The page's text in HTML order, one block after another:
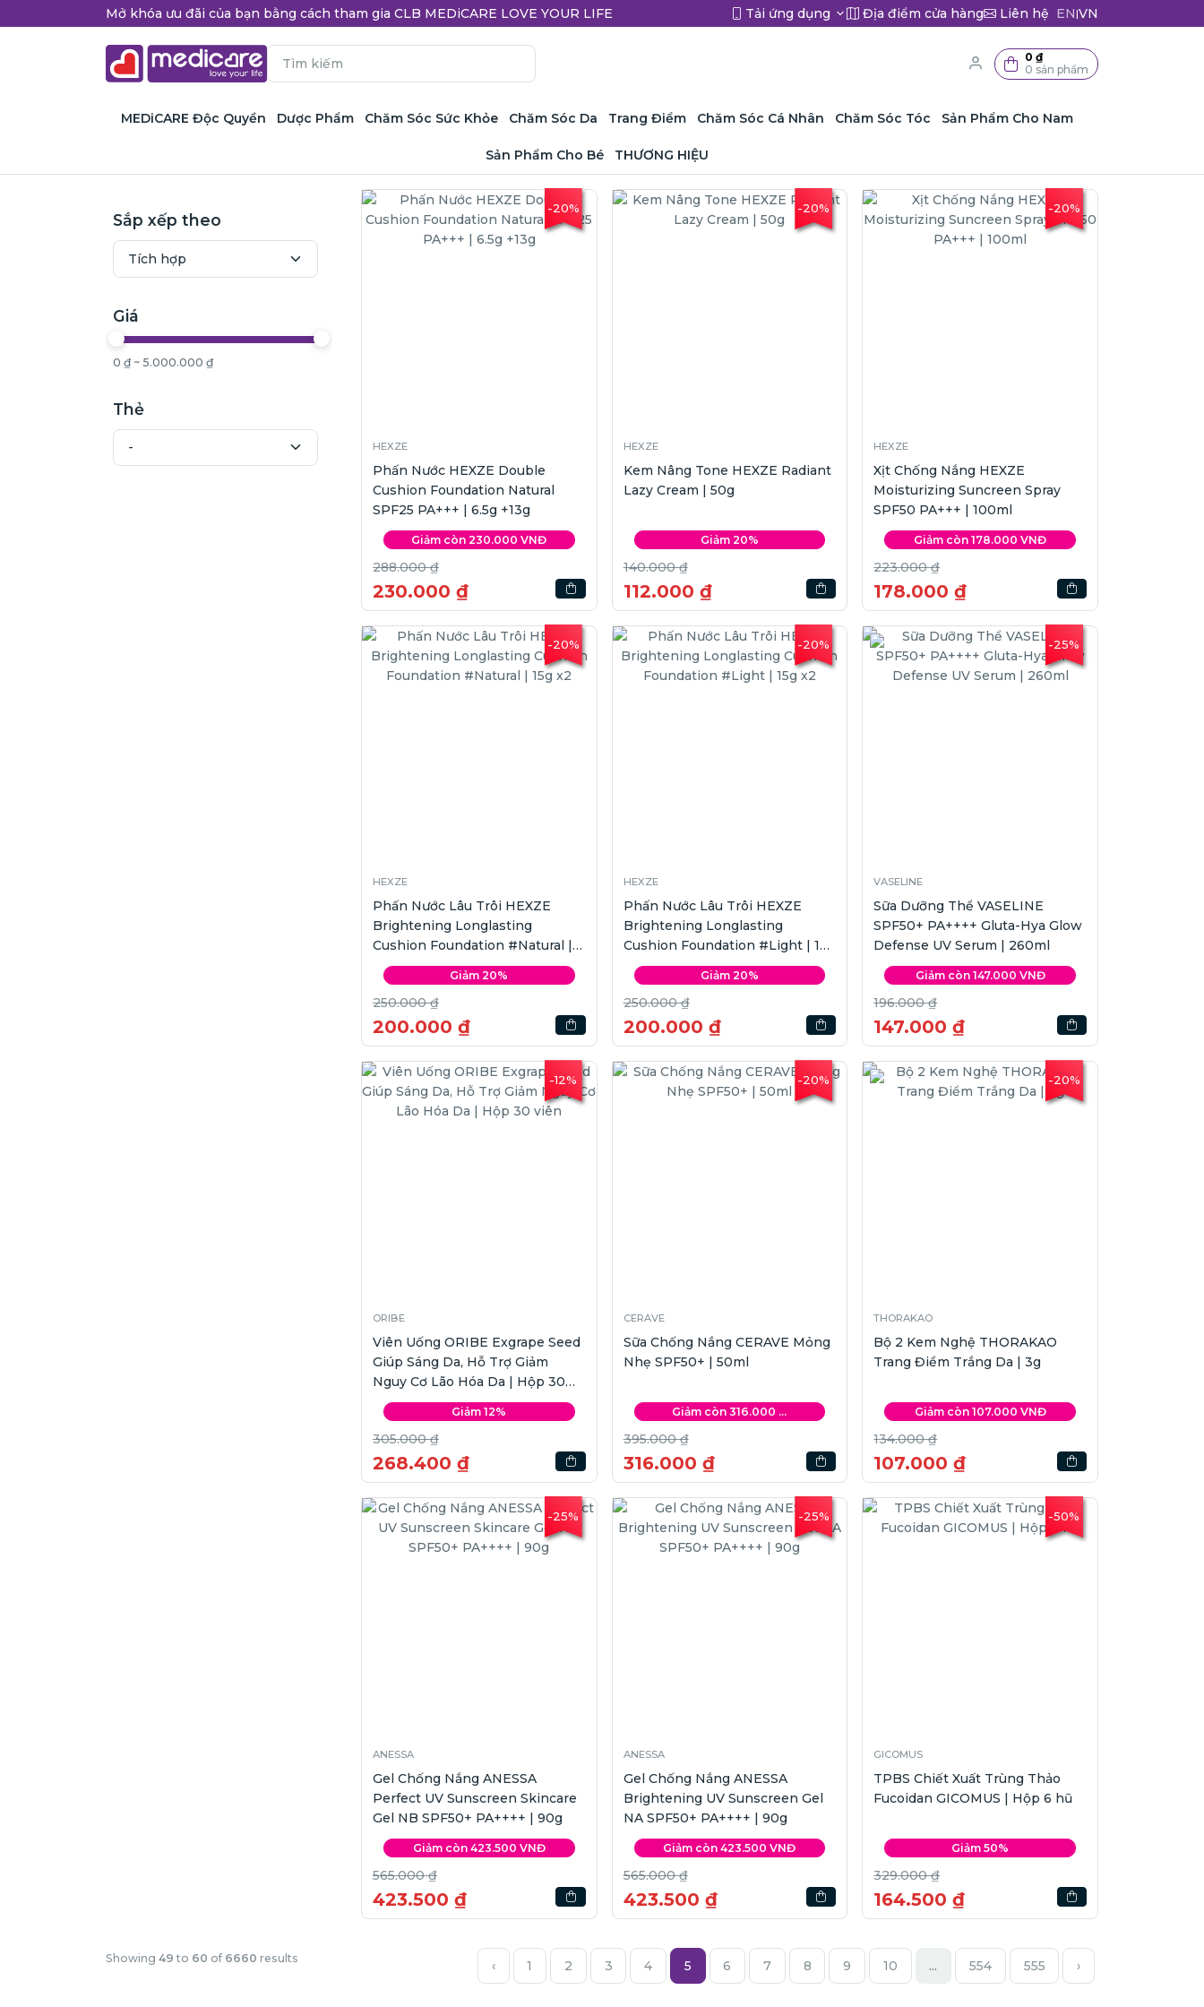
Mở khóa ưu đãi của bạn bằng cách tham gia CLB MEDiCARE LOVE YOUR LIFE Tải ứng dụng Địa điểm cửa hàng Liên hệ EN|VN
0 ₫
0 sản phẩm
MEDiCARE Độc Quyền Dược Phẩm Chăm Sóc Sức Khỏe Chăm Sóc Da Trang Điểm Chăm Sóc Cá Nhân Chăm Sóc Tóc Sản Phẩm Cho Nam
Sản Phẩm Cho Bé THƯƠNG HIỆU
Sắp xếp theo
Giá
0 ₫ ~ 5.000.000 ₫
Thẻ
-20%
HEXZE
Phấn Nước HEXZE Double
Cushion Foundation Natural
SPF25 PA+++ | 6.5g +13g
Giảm còn 230.000 VNĐ
288.000 ₫
230.000 ₫
-20%
HEXZE
Kem Nâng Tone HEXZE Radiant
Lazy Cream | 50g
Giảm 20%
140.000 ₫
112.000 ₫
-20%
HEXZE
Xịt Chống Nắng HEXZE
Moisturizing Suncreen Spray
SPF50 PA+++ | 100ml
Giảm còn 178.000 VNĐ
223.000 ₫
178.000 ₫
-20%
HEXZE
Phấn Nước Lâu Trôi HEXZE
Brightening Longlasting
Cushion Foundation #Natural |
15g x2
Giảm 20%
250.000 ₫
200.000 ₫
-20%
HEXZE
Phấn Nước Lâu Trôi HEXZE
Brightening Longlasting
Cushion Foundation #Light | 15g
x2
Giảm 20%
250.000 ₫
200.000 ₫
-25%
VASELINE
Sữa Dưỡng Thể VASELINE
SPF50+ PA++++ Gluta-Hya Glow
Defense UV Serum | 260ml
Giảm còn 147.000 VNĐ
196.000 ₫
147.000 ₫
-12%
ORIBE
Viên Uống ORIBE Exgrape Seed
Giúp Sáng Da, Hỗ Trợ Giảm
Nguy Cơ Lão Hóa Da | Hộp 30
viên
Giảm 12%
305.000 ₫
268.400 ₫
-20%
CERAVE
Sữa Chống Nắng CERAVE Mỏng
Nhẹ SPF50+ | 50ml
Giảm còn 316.000 ...
395.000 ₫
316.000 ₫
-20%
THORAKAO
Bộ 2 Kem Nghệ THORAKAO
Trang Điểm Trắng Da | 3g
Giảm còn 107.000 VNĐ
134.000 ₫
107.000 ₫
-25%
ANESSA
Gel Chống Nắng ANESSA
Perfect UV Sunscreen Skincare
Gel NB SPF50+ PA++++ | 90g
Giảm còn 423.500 VNĐ
565.000 ₫
423.500 ₫
-25%
ANESSA
Gel Chống Nắng ANESSA
Brightening UV Sunscreen Gel
NA SPF50+ PA++++ | 90g
Giảm còn 423.500 VNĐ
565.000 ₫
423.500 ₫
-50%
GICOMUS
TPBS Chiết Xuất Trùng Thảo
Fucoidan GICOMUS | Hộp 6 hũ
Giảm 50%
329.000 ₫
164.500 ₫
Showing 49 to 60 of 6660 results ‹ 1 2 3 4 5 6 7 8 9 10 ... 554 555 ›